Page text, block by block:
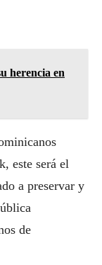
herencia en
este será el
a preservar y
de